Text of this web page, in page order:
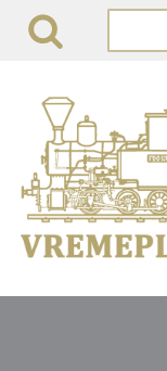
content